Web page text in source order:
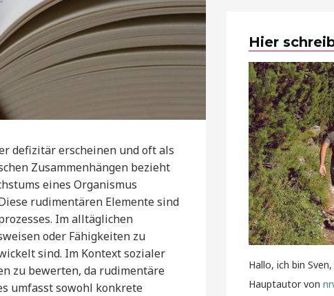
defizitär erscheinen und oft als
Zusammenhängen bezieht
eines Organismus
rudimentären Elemente sind
Im alltäglichen
oder Fähigkeiten zu
sind. Im Kontext sozialer
zu bewerten, da rudimentäre
umfasst sowohl konkrete
Hier
Hallo, ich bin
Hauptautor von